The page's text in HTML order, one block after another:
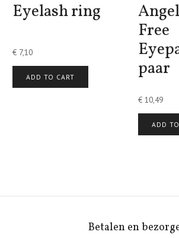
Eyelash ring
€7,10
ADD TO CART
Free
paar
€10,49
ADD
Betalen en